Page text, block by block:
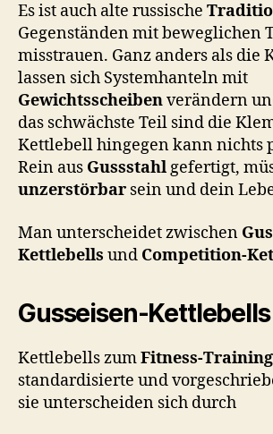
Es ist auch alte russische
Gegenständen mit beweglichen
misstrauen. Ganz anders als die
lassen sich Systemhanteln mit
Gewichtsscheibenverändern
das schwächste Teil sind die
Kettlebell hingegen kann nichts
Rein aus Gussstahlgefertigt,
unzerstörbar sein und dein
Man unterscheidet zwischen
Kettlebells und Competition-
Gusseisen-Kettlebells
Kettlebells zumFitness-Training
standardisierte und
sie unterscheiden sich durch